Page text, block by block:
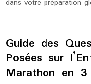
dans votre préparation
Guide des
Posées sur
Marathon en 3